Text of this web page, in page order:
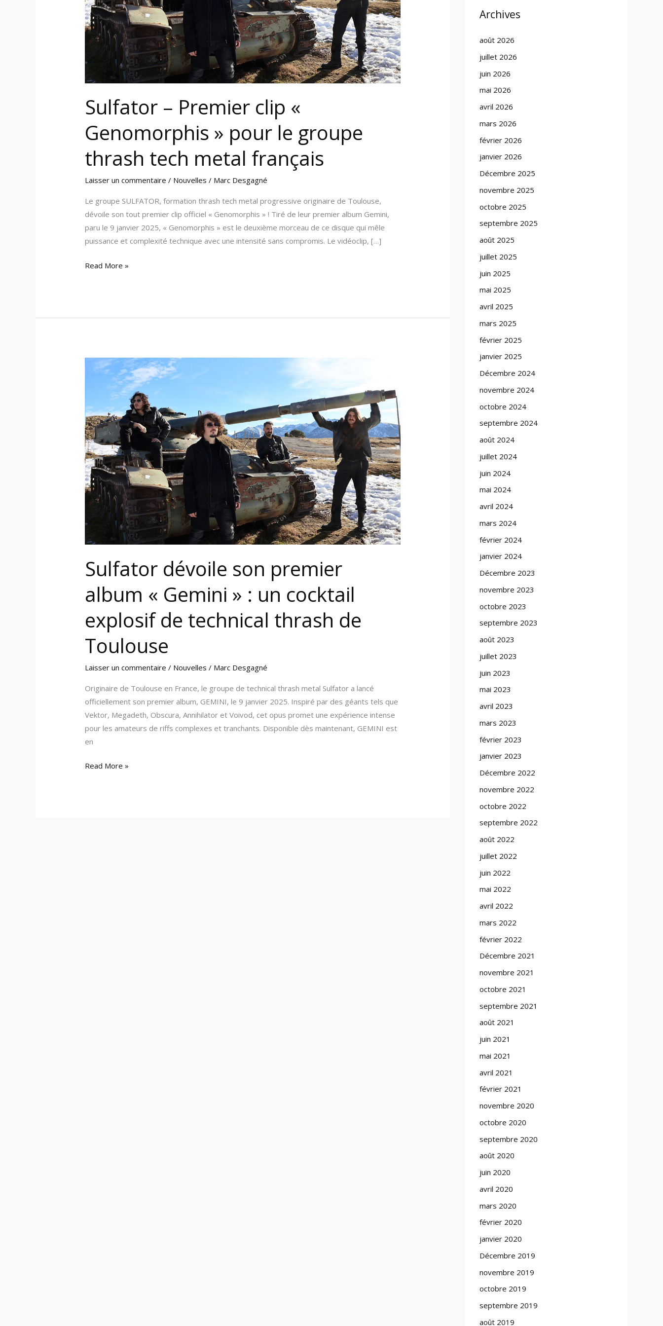
Sulfator – Premier clip «
Genomorphis » pour le groupe
thrash tech metal français
Laisser un commentaire / Nouvelles / Marc Desgagné
Le groupe SULFATOR, formation thrash tech metal progressive originaire de Toulouse,
dévoile son tout premier clip officiel « Genomorphis » ! Tiré de leur premier album Gemini,
paru le 9 janvier 2025, « Genomorphis » est le deuxième morceau de ce disque qui mêle
puissance et complexité technique avec une intensité sans compromis. Le vidéoclip, […]
le
groupe
thrash
metal
français
Read More »
Sulfator dévoile son premier
album « Gemini » : un cocktail
explosif de technical thrash de
Toulouse
Laisser un commentaire / Nouvelles / Marc Desgagné
Originaire de Toulouse en France, le groupe de technical thrash metal Sulfator a lancé
officiellement son premier album, GEMINI, le 9 janvier 2025. Inspiré par des géants tels que
Vektor, Megadeth, Obscura, Annihilator et Voivod, cet opus promet une expérience intense
pour les amateurs de riffs complexes et tranchants. Disponible dès maintenant, GEMINI est
en
Sulfator
dévoile
album
« Gemini »
:
un
cocktail
explosif
de
technical
thrash
de
Read More »
Archives
août 2026
juillet 2026
juin 2026
mai 2026
avril 2026
mars 2026
février 2026
janvier 2026
Décembre 2025
novembre 2025
octobre 2025
septembre 2025
août 2025
juillet 2025
juin 2025
mai 2025
avril 2025
mars 2025
février 2025
janvier 2025
Décembre 2024
novembre 2024
octobre 2024
septembre 2024
août 2024
juillet 2024
juin 2024
mai 2024
avril 2024
mars 2024
février 2024
janvier 2024
Décembre 2023
novembre 2023
octobre 2023
septembre 2023
août 2023
juillet 2023
juin 2023
mai 2023
avril 2023
mars 2023
février 2023
janvier 2023
Décembre 2022
novembre 2022
octobre 2022
septembre 2022
août 2022
juillet 2022
juin 2022
mai 2022
avril 2022
mars 2022
février 2022
Décembre 2021
novembre 2021
octobre 2021
septembre 2021
août 2021
juin 2021
mai 2021
avril 2021
février 2021
novembre 2020
octobre 2020
septembre 2020
août 2020
juin 2020
avril 2020
mars 2020
février 2020
janvier 2020
Décembre 2019
novembre 2019
octobre 2019
septembre 2019
août 2019